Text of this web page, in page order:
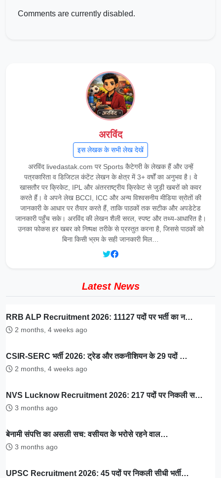
Comments are currently disabled.
अरविंद
इस लेखक के सभी लेख देखें
अरविंद livedastak.com पर Sports कैटेगरी के लेखक हैं और उन्हें
पत्रकारिता व डिजिटल कंटेंट लेखन के क्षेत्र में 3+ वर्षों का अनुभव है। वे
खासतौर पर क्रिकेट, IPL और अंतरराष्ट्रीय क्रिकेट से जुड़ी खबरों को कवर
करते हैं। वे अपने लेख BCCI, ICC और अन्य विश्वसनीय मीडिया स्रोतों की
जानकारी के आधार पर तैयार करते हैं, ताकि पाठकों तक सटीक और अपडेटेड
जानकारी पहुँच सके। अरविंद की लेखन शैली सरल, स्पष्ट और तथ्य-आधारित है।
उनका फोकस हर खबर को निष्पक्ष तरीके से प्रस्तुत करना है, जिससे पाठकों को
बिना किसी भ्रम के सही जानकारी मिल…
Latest News
RRB ALP Recruitment 2026: 11127 पदों पर भर्ती का न…
2 months, 4 weeks ago
CSIR-SERC भर्ती 2026: ट्रेड और तकनीशियन के 29 पदों …
2 months, 4 weeks ago
NVS Lucknow Recruitment 2026: 217 पदों पर निकली स…
3 months ago
बेनामी संपत्ति का असली सच: वसीयत के भरोसे रहने वाल…
3 months ago
UPSC Recruitment 2026: 45 पदों पर निकली सीधी भर्ती…